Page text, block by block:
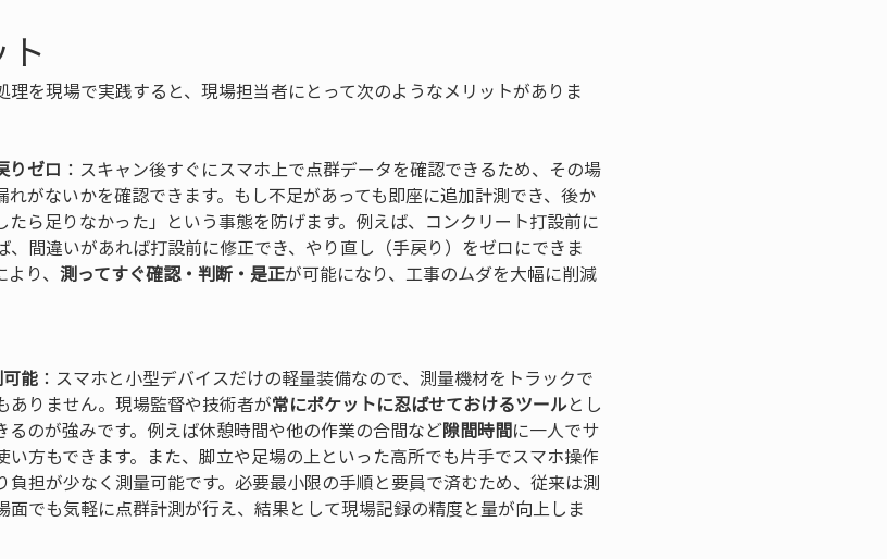
を現場で実践すると、現場担当者にとって次のようなメリットがありま
りゼロ ：スキャン後すぐにスマホ上で点群データを確認できるため、その場
がないかを確認できます。もし不足があっても即座に追加計測でき、後か
ら足りなかった」という事態を防げます。例えば、コンクリート打設前に
間違いがあれば打設前に修正でき、やり直し（手戻り）をゼロにできま
り、 測ってすぐ確認・判断・是正が可能になり、工事のムダを大幅に削減
能 ：スマホと小型デバイスだけの軽量装備なので、測量機材をトラックで
りません。現場監督や技術者が常にポケットに忍ばせておけるツールとし
のが強みです。例えば休憩時間や他の作業の合間など隙間時間に一人でサ
い方もできます。また、脚立や足場の上といった高所でも片手でスマホ操作
担が少なく測量可能です。必要最小限の手順と要員で済むため、従来は測
でも気軽に点群計測が行え、結果として現場記録の精度と量が向上しま